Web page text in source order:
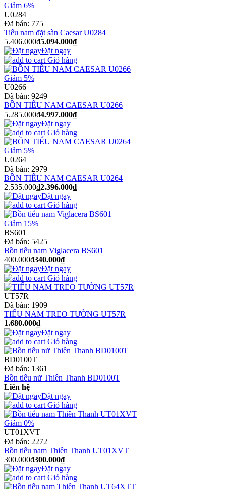
Giảm 6%
U0284
Đã bán: 775
Tiểu nam đặt sàn Caesar U0284
5.406.000₫5.094.000₫
Đặt ngay
Giỏ hàng
Giảm 5%
U0266
Đã bán: 9249
BỒN TIỂU NAM CAESAR U0266
5.285.000₫4.997.000₫
Đặt ngay
Giỏ hàng
Giảm 5%
U0264
Đã bán: 2979
BỒN TIỂU NAM CAESAR U0264
2.535.000₫2.396.000₫
Đặt ngay
Giỏ hàng
Giảm 15%
BS601
Đã bán: 5425
Bồn tiểu nam Viglacera BS601
400.000₫340.000₫
Đặt ngay
Giỏ hàng
UT57R
Đã bán: 1909
TIỂU NAM TREO TƯỜNG UT57R
1.680.000₫
Đặt ngay
Giỏ hàng
BD0100T
Đã bán: 1361
Bồn tiểu nữ Thiên Thanh BD0100T
Liên hệ
Đặt ngay
Giỏ hàng
Giảm 0%
UT01XVT
Đã bán: 2272
Bồn tiểu nam Thiên Thanh UT01XVT
300.000₫300.000₫
Đặt ngay
Giỏ hàng